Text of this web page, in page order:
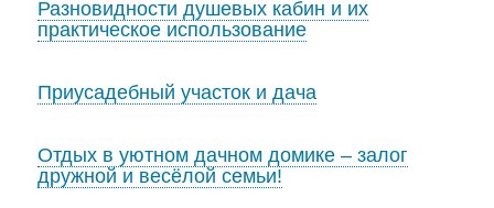
Разновидности душевых кабин и их
практическое использование
Приусадебный участок и дача
Отдых в уютном дачном домике – залог
дружной и весёлой семьи!